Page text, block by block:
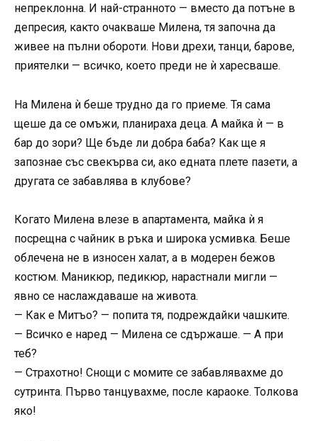
непреклонна. И най-странното — вместо да потъне в
депресия, както очакваше Милена, тя започна да
живее на пълни обороти. Нови дрехи, танци, барове,
приятелки — всичко, което преди не ѝ харесваше.
На Милена ѝ беше трудно да го приеме. Тя сама
щеше да се омъжи, планираха деца. А майка ѝ — в
бар до зори? Ще бъде ли добра баба? Как ще я
запознае със свекърва си, ако едната плете пазети, а
другата се забавлява в клубове?
Когато Милена влезе в апартамента, майка ѝ я
посрещна с чайник в ръка и широка усмивка. Беше
облечена не в износен халат, а в модерен бежов
костюм. Маникюр, педикюр, нарастнали мигли —
явно се наслаждаваше на живота.
— Как е Митъо? — попита тя, подреждайки чашките.
— Всичко е наред — Милена се сдържаше. — А при
теб?
— Страхотно! Снощи с момите се забавлявахме до
сутринта. Първо танцувахме, после караоке. Толкова
яко!